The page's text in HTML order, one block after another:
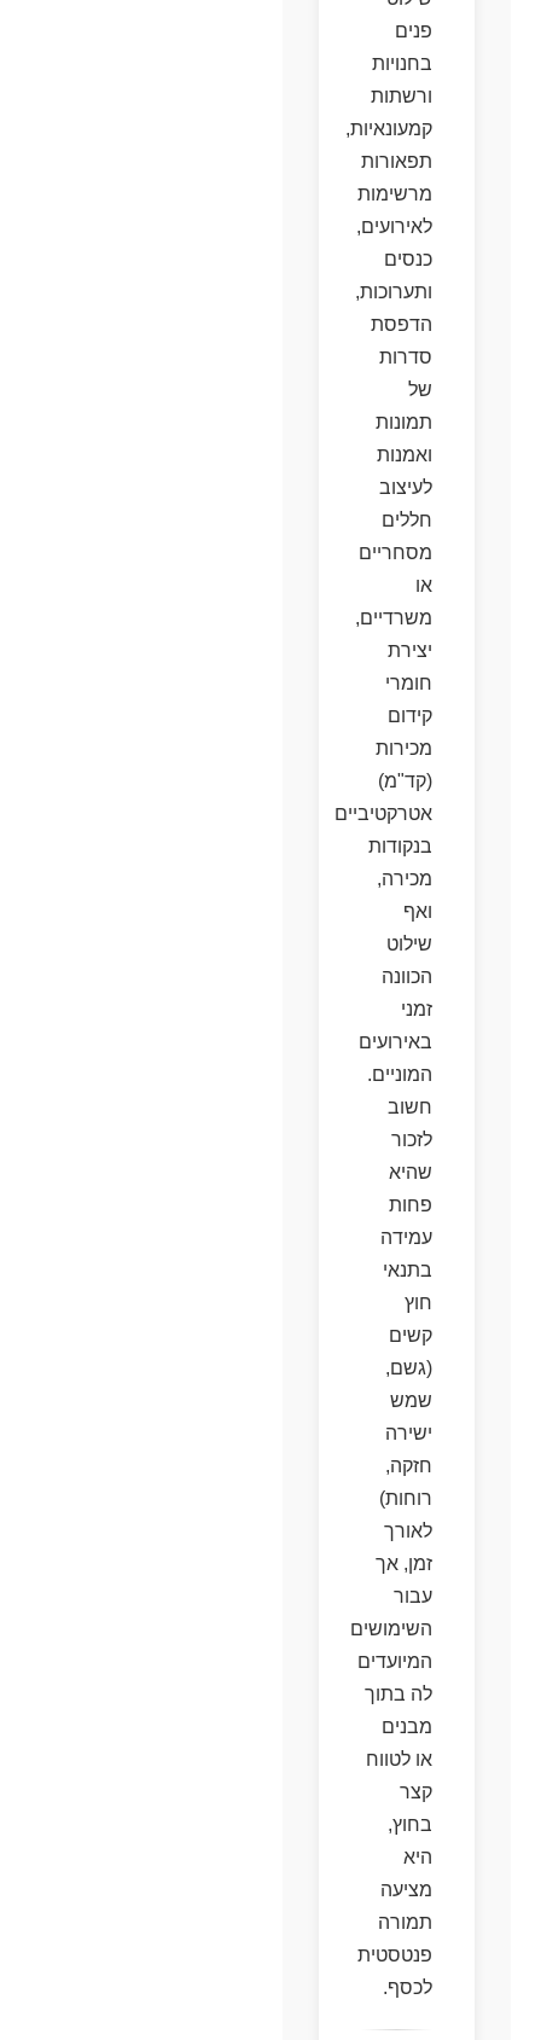
פנים
בחנויות
ורשתות
קמעונאיות,
תפאורות
מרשימות
לאירועים,
כנסים
ותערוכות,
הדפסת
סדרות
של
תמונות
ואמנות
לעיצוב
חללים
מסחריים
או
משרדיים,
יצירת
חומרי
קידום
מכירות
(קד"מ)
אטרקטיביים
בנקודות
מכירה,
ואף
שילוט
הכוונה
זמני
באירועים
המוניים.
חשוב
לזכור
שהיא
פחות
עמידה
בתנאי
חוץ
קשים
(גשם,
שמש
ישירה
חזקה,
רוחות)
לאורך
זמן, אך
עבור
השימושים
המיועדים
לה בתוך
מבנים
או לטווח
קצר
בחוץ,
היא
מציעה
תמורה
פנטסטית
לכסף.